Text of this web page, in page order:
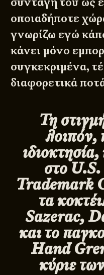
οποιαδήποτε
γνωρίζω εγώ
κάνει μόνο
συγκεκριμένα,
διαφορετικά
Τη
λοιπόν,
στο
Trademark
τα
Sazerac,
και το
Hand
κύριε